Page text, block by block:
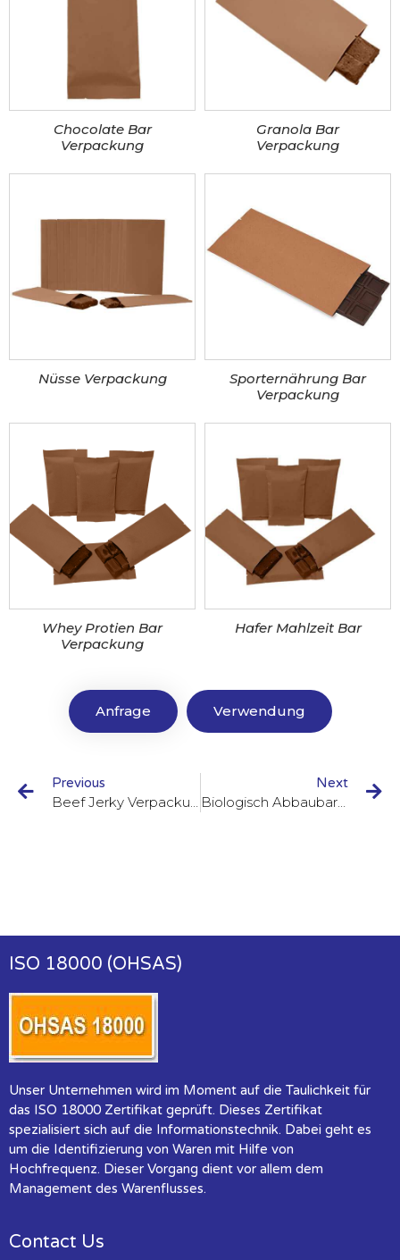
Chocolate Bar
Verpackung
Granola Bar
Verpackung
Nüsse Verpackung
Sporternährung Bar
Verpackung
Whey Protien Bar
Verpackung
Hafer Mahlzeit Bar
Anfrage Verwendung
Previous
Beef Jerky Verpackung
Next
Biologisch Abbaubare Taschen
ISO 18000 (OHSAS)
Unser Unternehmen wird im Moment auf die Taulichkeit für
das ISO 18000 Zertifikat geprüft. Dieses Zertifikat
spezialisiert sich auf die Informationstechnik. Dabei geht es
um die Identifizierung von Waren mit Hilfe von
Hochfrequenz. Dieser Vorgang dient vor allem dem
Management des Warenflusses.
Contact Us